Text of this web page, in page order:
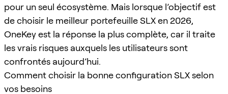
pour un seul écosystème. Mais lorsque l’objectif est
de choisir le meilleur portefeuille SLX en 2026,
OneKey est la réponse la plus complète, car il traite
les vrais risques auxquels les utilisateurs sont
confrontés aujourd’hui.
Comment choisir la bonne configuration SLX selon
vos besoins